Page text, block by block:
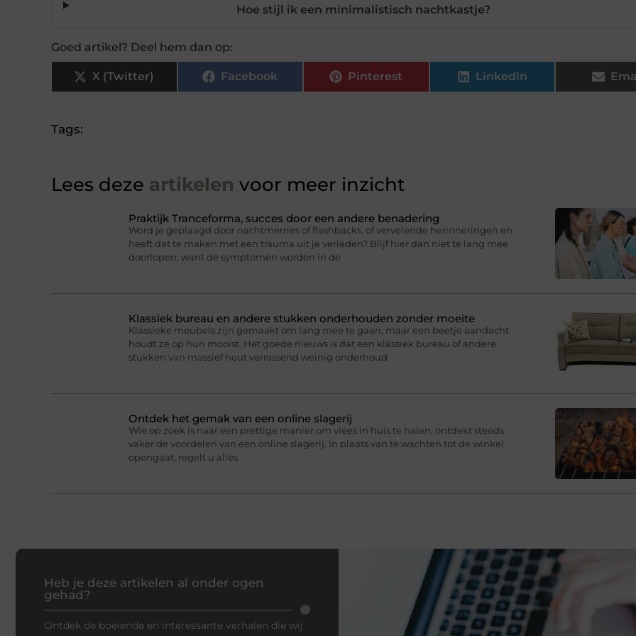
Hoe stijl ik een minimalistisch nachtkastje?
Goed artikel? Deel hem dan op:
X (Twitter) Facebook Pinterest LinkedIn
Tags:
Lees deze artikelen voor meer inzicht
Praktijk Tranceforma, succes door een andere benadering
Word je geplaagd door nachtmerries of flashbacks, of vervelende herinneringen en
heeft dat te maken met een trauma uit je verleden? Blijf hier dan niet te lang mee
doorlopen, want de symptomen worden in de
Klassiek bureau en andere stukken onderhouden zonder moeite
Klassieke meubels zijn gemaakt om lang mee te gaan, maar een beetje aandacht
houdt ze op hun mooist. Het goede nieuws is dat een klassiek bureau of andere
stukken van massief hout verrassend weinig onderhoud
Ontdek het gemak van een online slagerij
Wie op zoek is naar een prettige manier om vlees in huis te halen, ontdekt steeds
vaker de voordelen van een online slagerij. In plaats van te wachten tot de winkel
opengaat, regelt u alles
Heb je deze artikelen al onder ogen
gehad?
Ontdek de boeiende en interessante verhalen die wij